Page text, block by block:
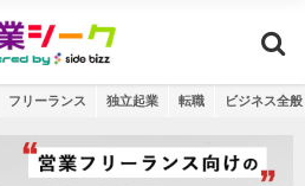
フリーランス 独立起業 転職 ビジネス全般